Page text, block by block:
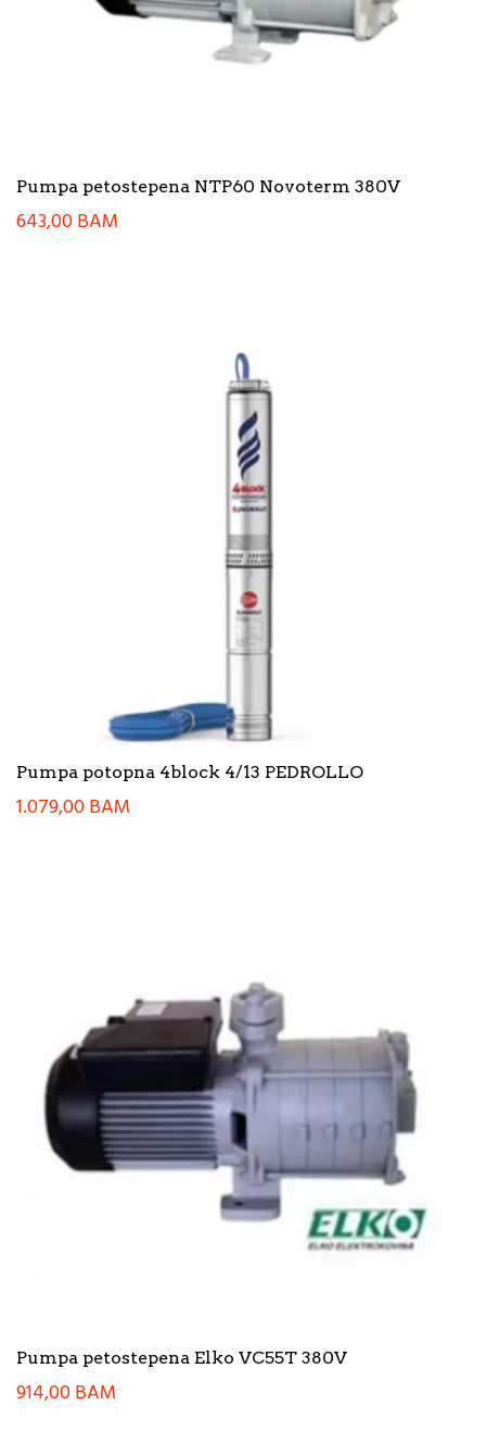
Pumpa petostepena NTP60 Novoterm 380V
643,00BAM
Pumpa potopna 4block 4/13 PEDROLLO
1.079,00BAM
Pumpa petostepena Elko VC55T 380V
914,00BAM